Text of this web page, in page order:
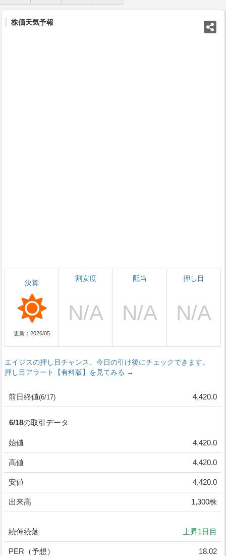
株価天気予報
決算
更新：2026/05
割安度 配当 押し目
エイジスの押し目チャンス、今日の引け後にチェックできます。
押し目アラート【有料版】を見てみる →
前日終値(6/17) 4,420.0
6/18の取引データ
始値 4,420.0
高値 4,420.0
安値 4,420.0
出来高 1,300株
続伸続落 上昇1日目
PER（予想） 18.02